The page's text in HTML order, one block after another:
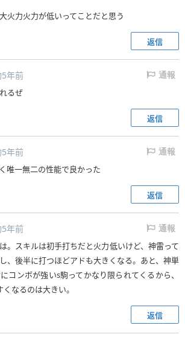
火力火力が低いってことだと思う
返信
年前 通報
るぜ
返信
年前 通報
唯一無二の性能で良かった
返信
年前 通報
。スキルは初手打ちだと火力低いけど、神雷って
、後半に打つほどアドも大きくなる。あと、神単
コンボが強いs駒ってかなり限られてくるから、
なるのは大きい。
返信